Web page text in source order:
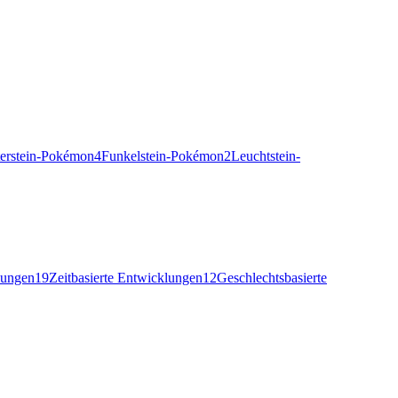
Pokémon4Funkelstein-Pokémon2Leuchtstein-
19Zeitbasierte Entwicklungen12Geschlechtsbasierte